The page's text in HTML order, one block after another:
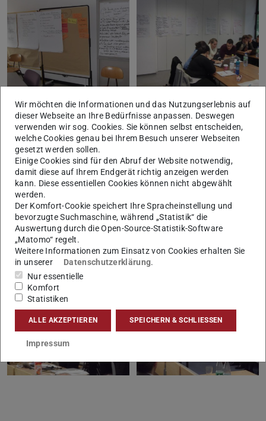
Wir möchten die Informationen und das Nutzungserlebnis auf
dieser Webseite an Ihre Bedürfnisse anpassen. Deswegen
verwenden wir sog. Cookies. Sie können selbst entscheiden,
welche Cookies genau bei Ihrem Besuch unserer Webseiten
gesetzt werden sollen.
Einige Cookies sind für den Abruf der Website notwendig,
damit diese auf Ihrem Endgerät richtig anzeigen werden
kann. Diese essentiellen Cookies können nicht abgewählt
werden.
Der Komfort-Cookie speichert Ihre Spracheinstellung und
bevorzugte Suchmaschine, während „Statistik“ die
Auswertung durch die Open-Source-Statistik-Software
„Matomo“ regelt.
Weitere Informationen zum Einsatz von Cookies erhalten Sie
in unserer
Datenschutzerklärung.
Nur essentielle
Komfort
Statistiken
ALLE AKZEPTIEREN SPEICHERN & SCHLIESSEN
Impressum